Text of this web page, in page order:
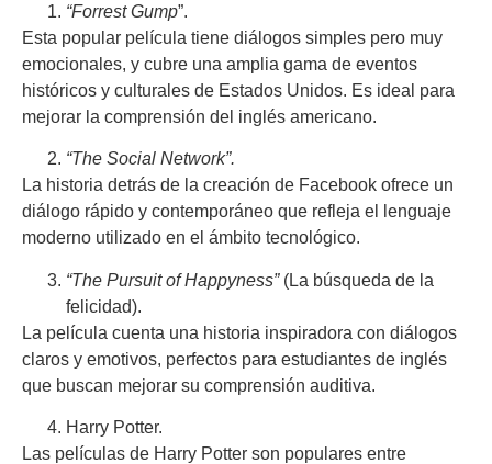
“Forrest Gump”.
Esta popular película tiene diálogos simples pero muy
emocionales, y cubre una amplia gama de eventos
históricos y culturales de Estados Unidos. Es ideal para
mejorar la comprensión del inglés americano.
“The Social Network”.
La historia detrás de la creación de Facebook ofrece un
diálogo rápido y contemporáneo que refleja el lenguaje
moderno utilizado en el ámbito tecnológico.
“The Pursuit of Happyness”(La búsqueda de la
felicidad).
La película cuenta una historia inspiradora con diálogos
claros y emotivos, perfectos para estudiantes de inglés
que buscan mejorar su comprensión auditiva.
Harry Potter.
Las películas de Harry Potter son populares entre